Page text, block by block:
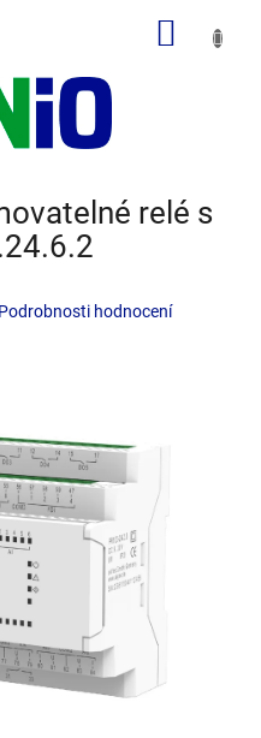
relé s
Podrobnosti hodnocení